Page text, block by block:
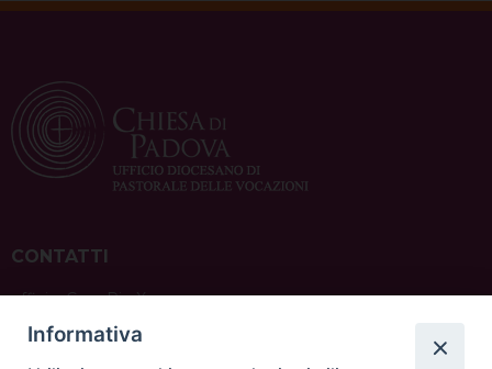
CONTATTI
ufficio: Casa Pio X
via Bonporti, 20 – 35141 Padova
tel: +39 351 619 2354
Informativa